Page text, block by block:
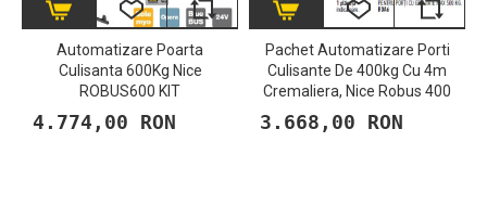
Automatizare Poarta
Culisanta 600Kg Nice
ROBUS600 KIT
4.774,00 RON
Pachet Automatizare Porti
Culisante De 400kg Cu 4m
Cremaliera, Nice Robus 400
3.668,00 RON